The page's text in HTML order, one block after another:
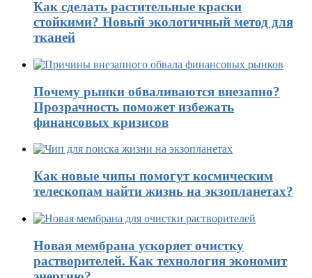
Как сделать растительные краски
стойкими? Новый экологичный метод для
тканей
Почему рынки обваливаются внезапно?
Прозрачность поможет избежать
финансовых кризисов
Как новые чипы помогут космическим
телескопам найти жизнь на экзопланетах?
Новая мембрана ускоряет очистку
растворителей. Как технология экономит